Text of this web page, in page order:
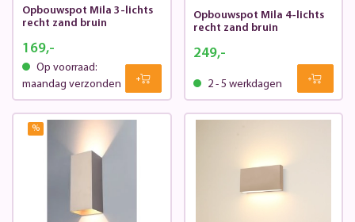
Opbouwspot Mila 3-lichts
recht zand bruin
169,-
Op voorraad:
maandag verzonden
Opbouwspot Mila 4-lichts
recht zand bruin
249,-
2 - 5 werkdagen
%